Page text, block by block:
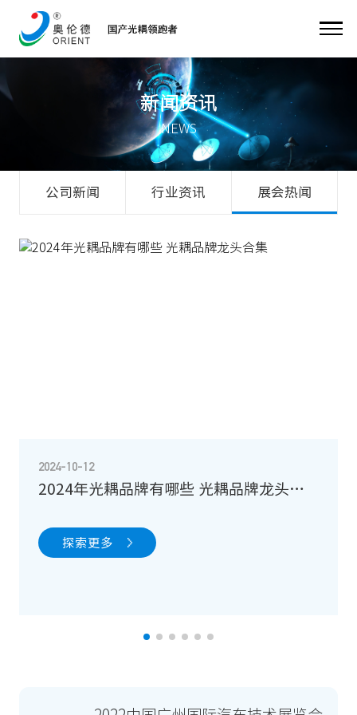
新闻资讯
NEWS
公司新闻 行业资讯 展会热闻
2024-10-12
2024年光耦品牌有哪些 光耦品牌龙头合
探索更多